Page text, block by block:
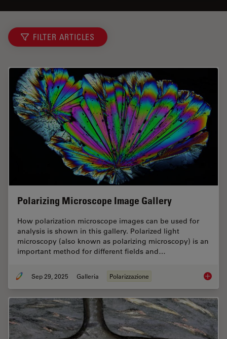
FILTER ARTICLES
Polarizing Microscope Image Gallery
How polarization microscope images can be used for
analysis is shown in this gallery. Polarized light
microscopy (also known as polarizing microscopy) is an
important method for different fields and…
Sep 29, 2025 Galleria Polarizzazione